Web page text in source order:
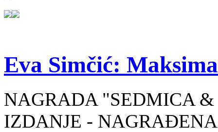
Eva Simčić:
NAGRADA "SEDMICA
IZDANJE -